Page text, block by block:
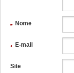
Nome
*
E-mail
*
Site